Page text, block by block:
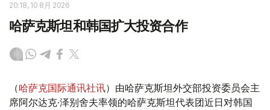
20:18, 10 8月 2026
哈萨克斯坦和韩国扩大投资合作
（哈萨克国际通讯社讯）由哈萨克斯坦外交部投资委员会主
席阿尔达克·泽别舍夫率领的哈萨克斯坦代表团近日对韩国